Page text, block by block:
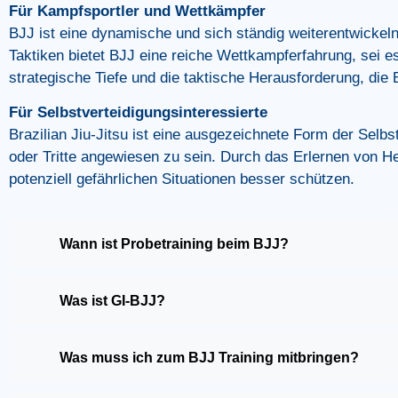
Für Kampfsportler und Wettkämpfer
BJJ ist eine dynamische und sich ständig
Taktiken bietet BJJ eine reiche Wettkampferfahrung, sei
strategische Tiefe und die taktische Herausforderung, die
Für Selbstverteidigungsinteressierte
Brazilian Jiu-Jitsu ist eine ausgezeichnete Form der
oder Tritte angewiesen zu sein. Durch das Erlernen von
potenziell gefährlichen Situationen besser schützen.
Wann ist Probetraining beim BJJ?
Was ist GI-BJJ?
Was muss ich zum BJJ Training mitbringen?